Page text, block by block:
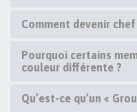
Comment devenir
Pourquoi certains
couleur différente ?
Qu’est-ce qu’un «